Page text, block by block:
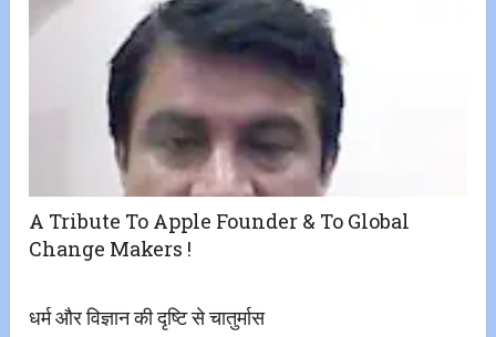
A Tribute To Apple Founder & To Global
Change Makers !
धर्म और विज्ञान की दृष्टि से चातुर्मास